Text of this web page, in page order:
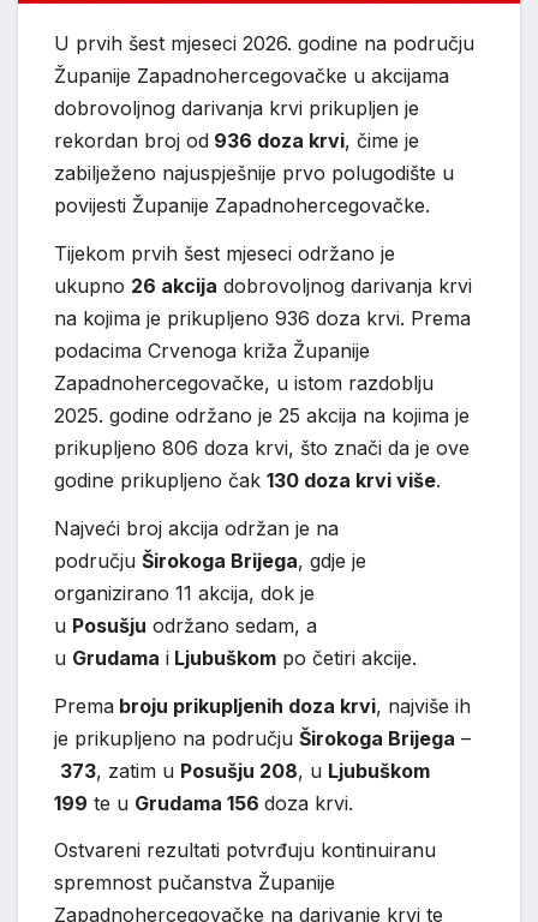
U prvih šest mjeseci 2026. godine na području
Županije Zapadnohercegovačke u akcijama
dobrovoljnog darivanja krvi prikupljen je
rekordan broj od 936 doza krvi, čime je
zabilježeno najuspješnije prvo polugodište u
povijesti Županije Zapadnohercegovačke.
Tijekom prvih šest mjeseci održano je
ukupno 26 akcija dobrovoljnog darivanja krvi
na kojima je prikupljeno 936 doza krvi. Prema
podacima Crvenoga križa Županije
Zapadnohercegovačke, u istom razdoblju
2025. godine održano je 25 akcija na kojima je
prikupljeno 806 doza krvi, što znači da je ove
godine prikupljeno čak 130 doza krvi više.
Najveći broj akcija održan je na
području Širokoga Brijega, gdje je
organizirano 11 akcija, dok je
u Posušju održano sedam, a
u Grudama i Ljubuškom po četiri akcije.
Prema broju prikupljenih doza krvi, najviše ih
je prikupljeno na području Širokoga Brijega –
373, zatim u Posušju 208, u Ljubuškom
199 te u Grudama 156 doza krvi.
Ostvareni rezultati potvrđuju kontinuiranu
spremnost pučanstva Županije
Zapadnohercegovačke na darivanje krvi te